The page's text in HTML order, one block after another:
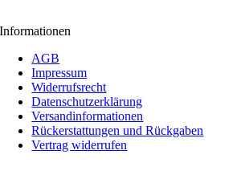
Informationen
AGB
Impressum
Widerrufsrecht
Datenschutzerklärung
Versandinformationen
Rückerstattungen und Rückgaben
Vertrag widerrufen